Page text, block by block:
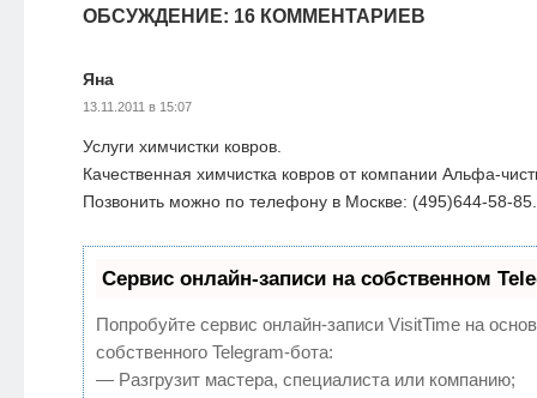
ОБСУЖДЕНИЕ: 16 КОММЕНТАРИЕВ
Яна
13.11.2011 в 15:07
Услуги химчистки ковров.
Качественная химчистка ковров от компании Альфа-
Позвонить можно по телефону в Москве: (495)644-58-85.
Сервис онлайн-записи на собственном
Попробуйте сервис онлайн-записи VisitTime на
собственного Telegram-бота:
— Разгрузит мастера, специалиста или компанию;